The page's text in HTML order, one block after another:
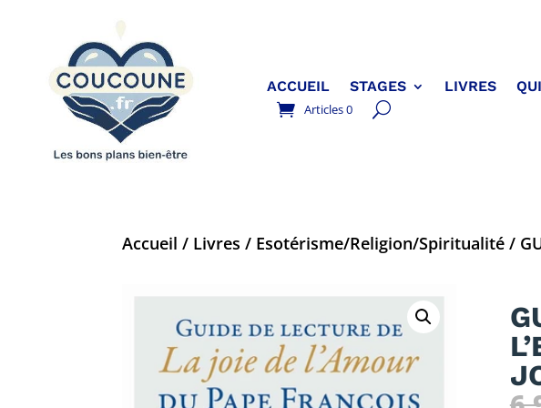
ACCUEIL STAGES LIVRES
Articles 0
Accueil / Livres / Esotérisme/Religion/Spiritualité /